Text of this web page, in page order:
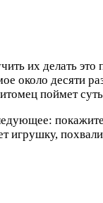
их делать
около десяти
поймет
игрушку,